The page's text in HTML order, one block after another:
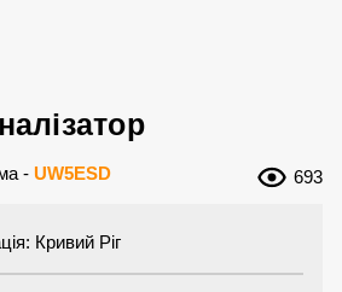
- UW5ESD 693
Кривий Ріг